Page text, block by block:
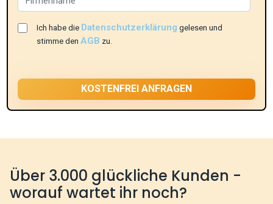
Ich habe die Datenschutzerklärung gelesen und
stimme denAGB zu.
Über 3.000 glückliche Kunden -
worauf wartet ihr noch?